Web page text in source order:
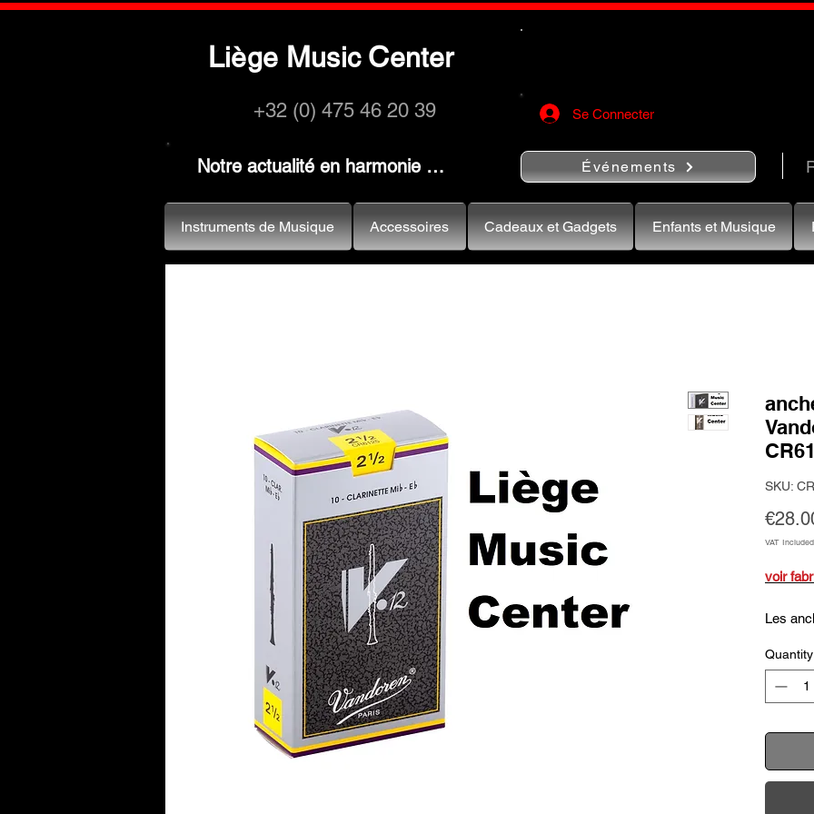
Liège Music Center
+32 (0) 475 46 20 39 Se Connecter
Notre actualité en harmonie … Événements
SKU:
VAT Included
voir
Les
qualité
avec
Quantity
Instruments de Musique Accessoires Cadeaux et Gadgets Enfants et Musique